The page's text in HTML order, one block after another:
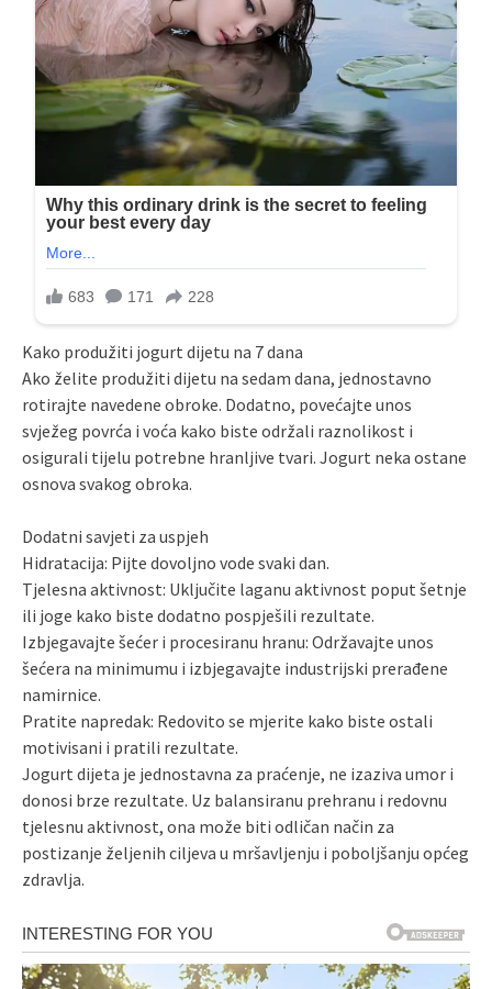
Kako produžiti jogurt dijetu na 7 dana
Ako želite produžiti dijetu na sedam dana, jednostavno
rotirajte navedene obroke. Dodatno, povećajte unos
svježeg povrća i voća kako biste održali raznolikost i
osigurali tijelu potrebne hranljive tvari. Jogurt neka ostane
osnova svakog obroka.
Dodatni savjeti za uspjeh
Hidratacija: Pijte dovoljno vode svaki dan.
Tjelesna aktivnost: Uključite laganu aktivnost poput šetnje
ili joge kako biste dodatno pospješili rezultate.
Izbjegavajte šećer i procesiranu hranu: Održavajte unos
šećera na minimumu i izbjegavajte industrijski prerađene
namirnice.
Pratite napredak: Redovito se mjerite kako biste ostali
motivisani i pratili rezultate.
Jogurt dijeta je jednostavna za praćenje, ne izaziva umor i
donosi brze rezultate. Uz balansiranu prehranu i redovnu
tjelesnu aktivnost, ona može biti odličan način za
postizanje željenih ciljeva u mršavljenju i poboljšanju općeg
zdravlja.